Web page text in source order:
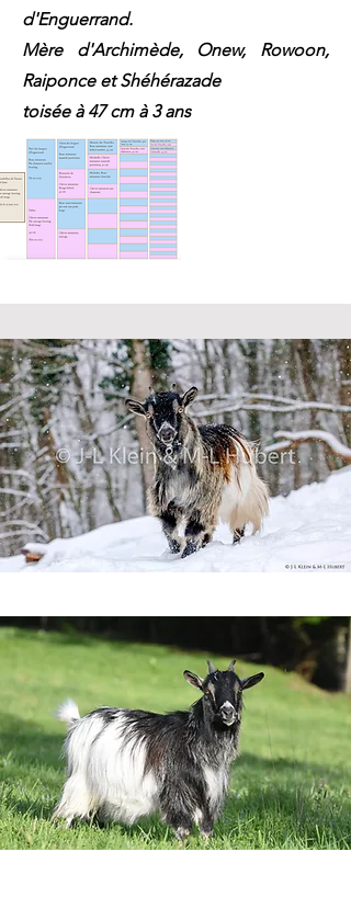
d'Enguerrand.
Mère d'Archimède, Onew, Rowoon,
Raiponce et Shéhérazade
toisée à 47 cm à 3 ans